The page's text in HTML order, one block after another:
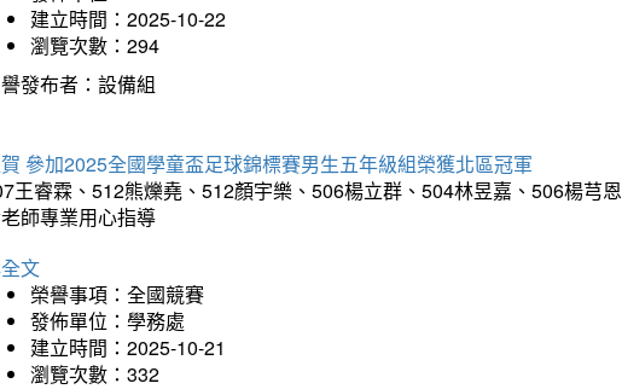
建立時間：2025-10-22
瀏覽次數：294
發布者：設備組
參加2025全國學童盃足球錦標賽男生五年級組榮獲北區冠軍
王睿霖、512熊爍堯、512顏宇樂、506楊立群、504林昱嘉、506楊芎
師專業用心指導
文
榮譽事項：全國競賽
發佈單位：學務處
建立時間：2025-10-21
瀏覽次數：332